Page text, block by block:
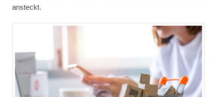
ansteckt.